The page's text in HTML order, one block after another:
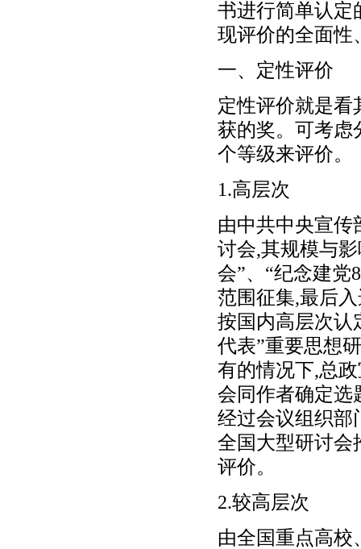
书进行简单认定
现评价的全面性
一、定性评价
定性评价就是
获的奖。可考虑
个等级来评价。
1.高层次
由中共中央宣传
讨会,其规模与
会”、“纪念建党
范围征集,最后
按国内高层次认
代表”重要思想
有的情况下,总
会同作者确定选
经过会议组织部
全国大型研讨会
评价。
2.较高层次
由全国重点高校